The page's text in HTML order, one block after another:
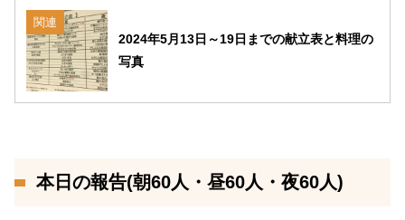
関連
2024年5月13日～19日までの献立表と料理の
写真
本日の報告(朝60人・昼60人・夜60人)